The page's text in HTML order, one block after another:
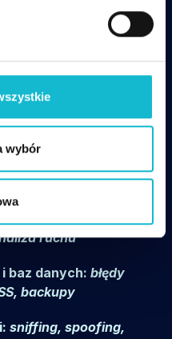
wybór
etyka, prawo
MFA
ruchu
baz danych: błędy
backupy
sniffing, spoofing,